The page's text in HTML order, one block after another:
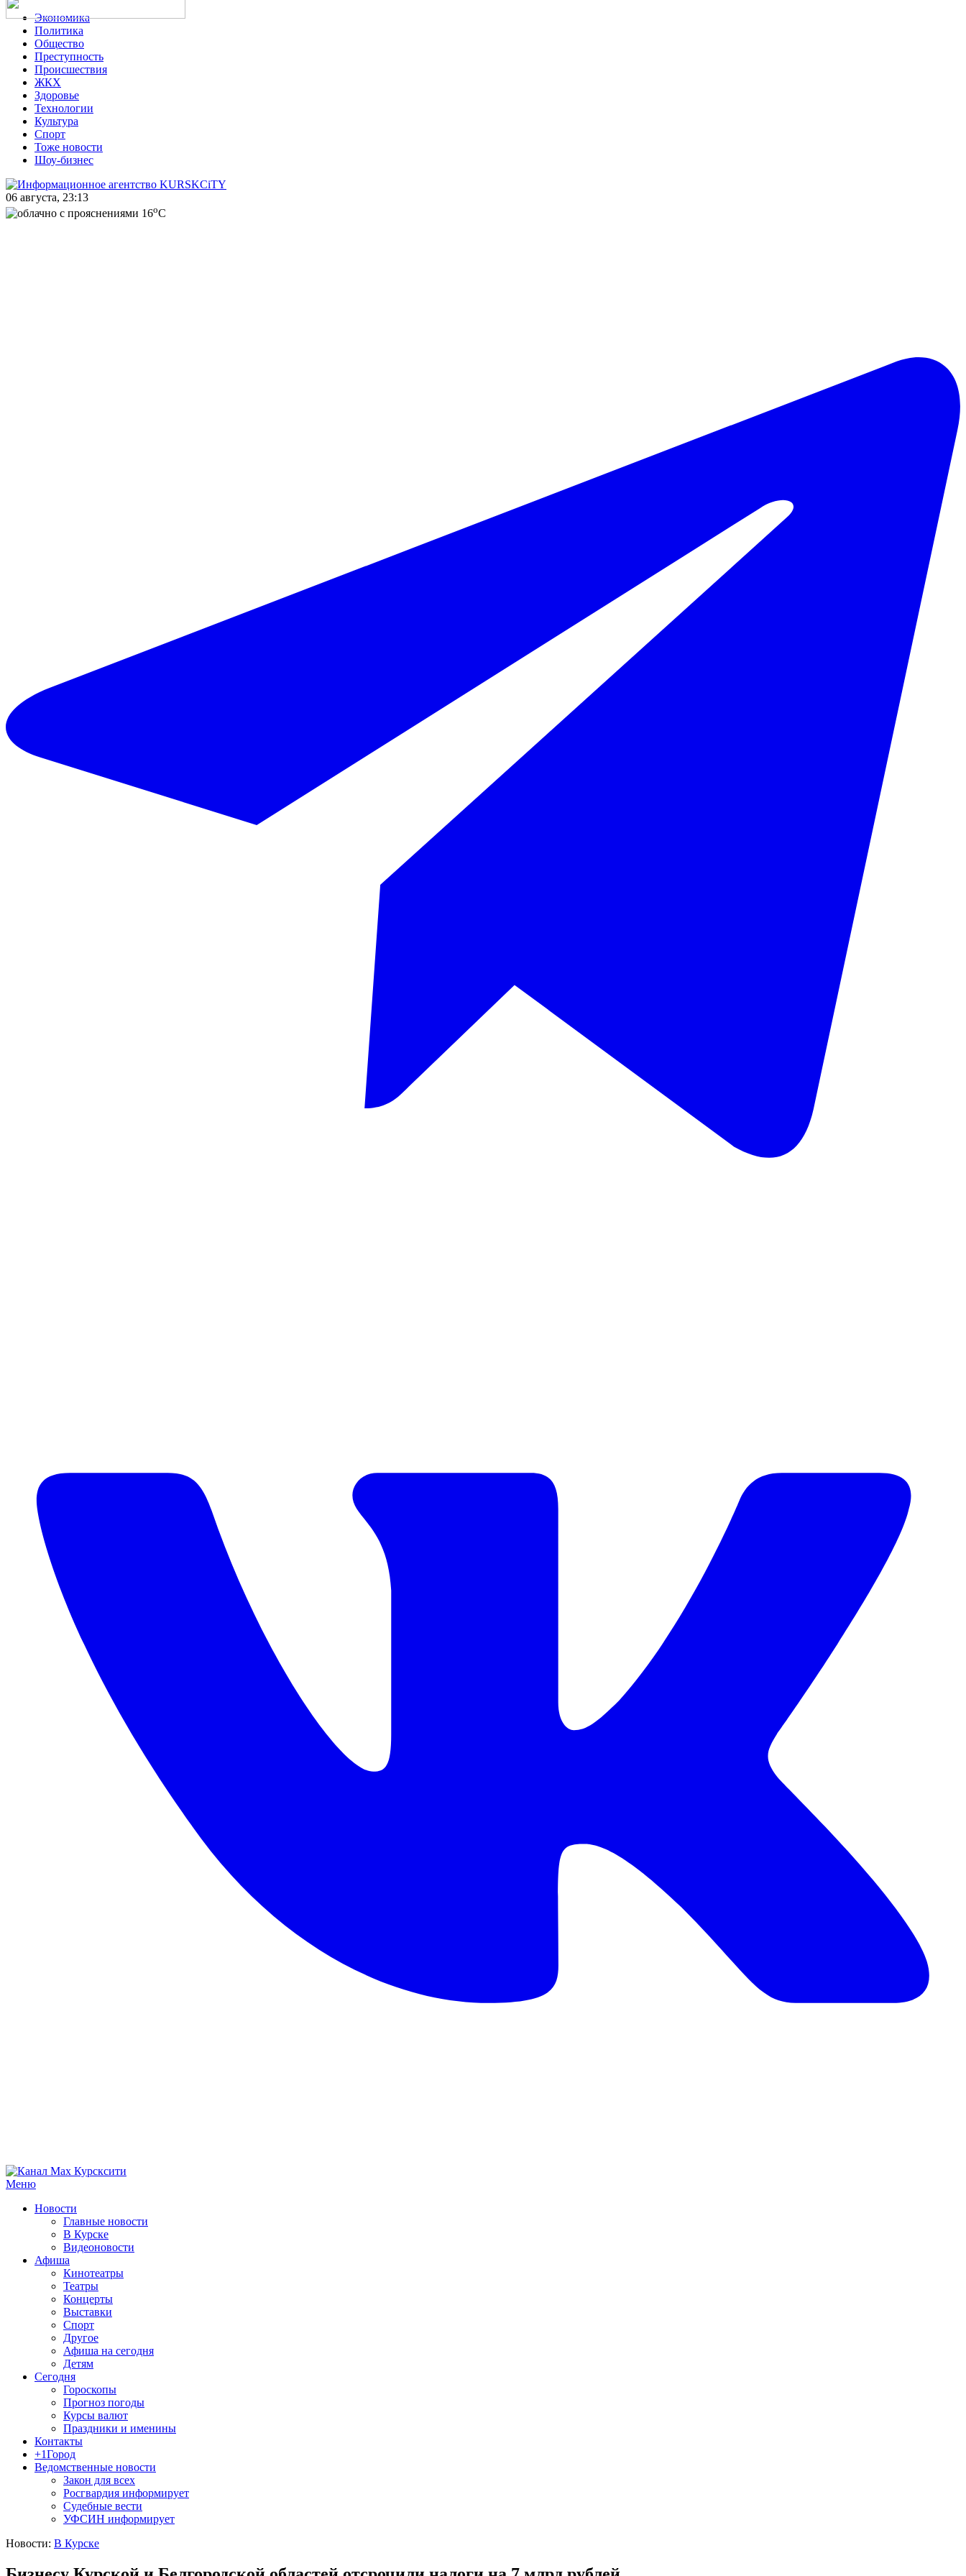
Экономика
Политика
Общество
Преступность
Происшествия
ЖКХ
Здоровье
Технологии
Культура
Спорт
Тоже новости
Шоу-бизнес
06 августа, 23:13
16oC
Меню
Новости
Главные новости
В Курске
Видеоновости
Афиша
Кинотеатры
Театры
Концерты
Выставки
Спорт
Другое
Афиша на сегодня
Детям
Сегодня
Гороскопы
Прогноз погоды
Курсы валют
Праздники и именины
Контакты
+1Город
Ведомственные новости
Закон для всех
Росгвардия информирует
Судебные вести
УФСИН информирует
Новости: В Курске